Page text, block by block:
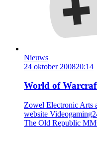
Nieuws
24 oktober 200820:14
World of
Zowel Electronic Arts
website
The Old Republic